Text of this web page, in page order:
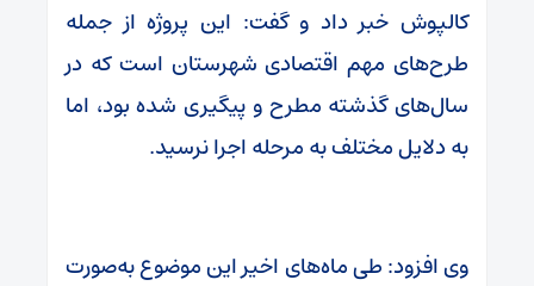
کالپوش خبر داد و گفت: این پروژه از جمله
طرح‌های مهم اقتصادی شهرستان است که در
سال‌های گذشته مطرح و پیگیری شده بود، اما
به دلایل مختلف به مرحله اجرا نرسید.
وی افزود: طی ماه‌های اخیر این موضوع به‌صورت